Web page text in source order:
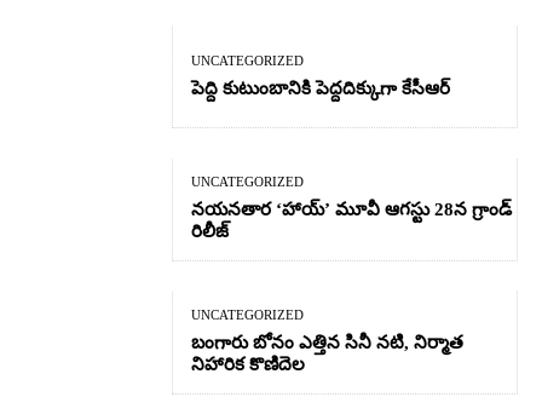
UNCATEGORIZED
పెద్ది కుటుంబానికి పెద్దదిక్కుగా కేసీఆర్
UNCATEGORIZED
నయనతార ‘హాయ్’ మూవీ ఆగస్టు 28న గ్రాండ్
రిలీజ్
UNCATEGORIZED
బంగారు బోనం ఎత్తిన సినీ నటి, నిర్మాత
నిహారిక కొణిదెల